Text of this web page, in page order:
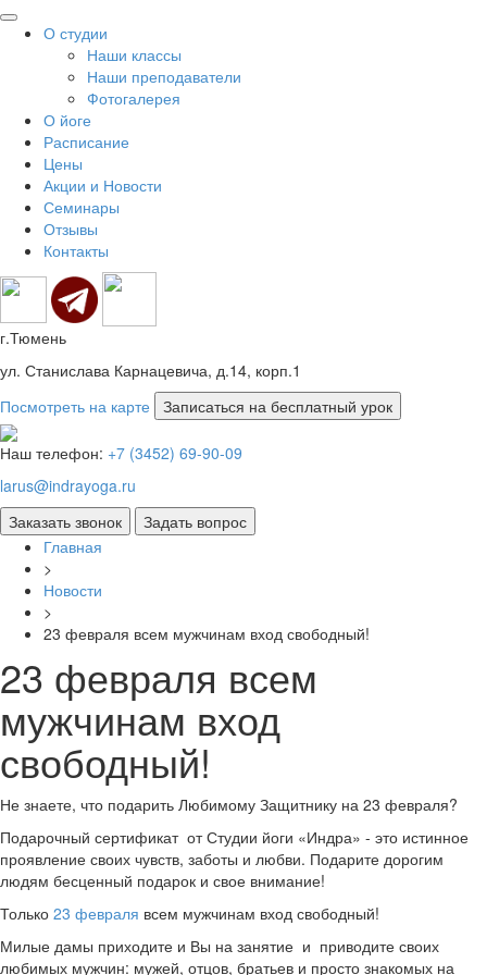
О студии
Наши классы
Наши преподаватели
Фотогалерея
О йоге
Расписание
Цены
Акции и Новости
Семинары
Отзывы
Контакты
г.Тюмень
ул. Станислава Карнацевича, д.14, корп.1
Посмотреть на карте
Наш телефон: +7 (3452) 69-90-09
larus@indrayoga.ru
Главная
>
Новости
>
23 февраля всем мужчинам вход свободный!
23 февраля всем
мужчинам вход
свободный!
Не знаете, что подарить Любимому Защитнику на 23 февраля?
Подарочный сертификат от Студии йоги «Индра» - это истинное
проявление своих чувств, заботы и любви. Подарите дорогим
людям бесценный подарок и свое внимание!
Только 23 февраля всем мужчинам вход свободный!
Милые дамы приходите и Вы на занятие и приводите своих
любимых мужчин: мужей, отцов, братьев и просто знакомых на